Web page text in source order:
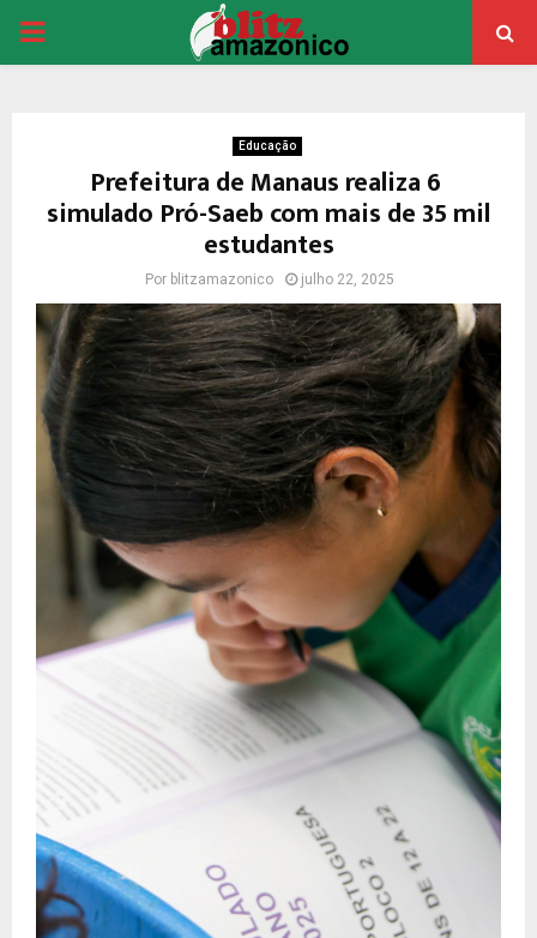
PRIMARY
Educação
Prefeitura de Manaus realiza 6º
simulado Pró-Saeb com mais de 35 mil
estudantes
Por blitzamazonico julho 22, 2025